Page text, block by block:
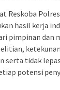
Reskoba
hasil kerja
pimpinan dan
serta tidak
potensi